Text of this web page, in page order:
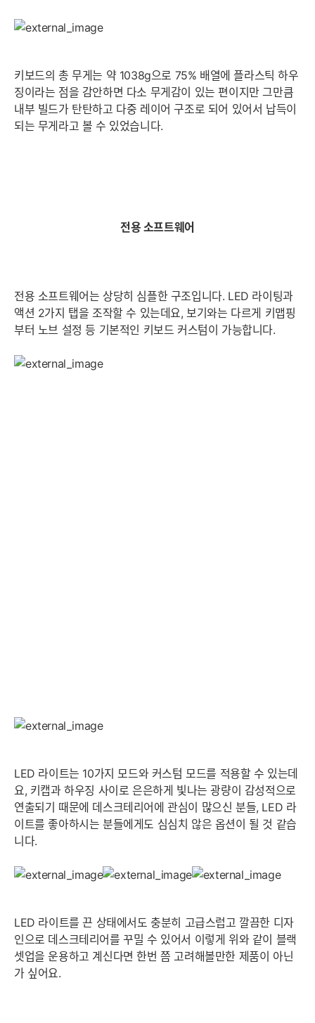
키보드의 총 무게는 약 1038g으로 75% 배열에 플라스틱 하우
징이라는 점을 감안하면 다소 무게감이 있는 편이지만 그만큼
내부 빌드가 탄탄하고 다중 레이어 구조로 되어 있어서 납득이
되는 무게라고 볼 수 있었습니다.
전용 소프트웨어
전용 소프트웨어는 상당히 심플한 구조입니다. LED 라이팅과
액션 2가지 탭을 조작할 수 있는데요, 보기와는 다르게 키맵핑
부터 노브 설정 등 기본적인 키보드 커스텀이 가능합니다.
LED 라이트는 10가지 모드와 커스텀 모드를 적용할 수 있는데
요, 키캡과 하우징 사이로 은은하게 빛나는 광량이 감성적으로
연출되기 때문에 데스크테리어에 관심이 많으신 분들, LED 라
이트를 좋아하시는 분들에게도 심심치 않은 옵션이 될 것 같습
니다.
LED 라이트를 끈 상태에서도 충분히 고급스럽고 깔끔한 디자
인으로 데스크테리어를 꾸밀 수 있어서 이렇게 위와 같이 블랙
셋업을 운용하고 계신다면 한번 쯤 고려해볼만한 제품이 아닌
가 싶어요.